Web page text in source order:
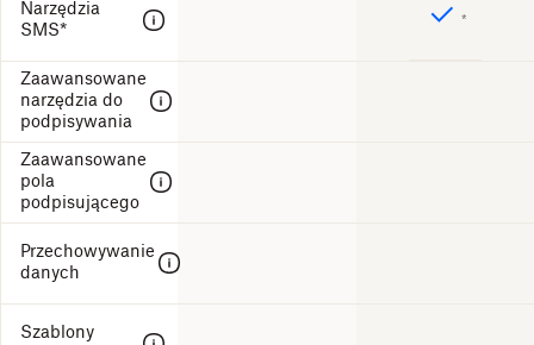
Narzędzia
SMS*
Zaawansowane
narzędzia do
podpisywania
Zaawansowane
pola
podpisującego
Przechowywanie
danych
Szablony
*